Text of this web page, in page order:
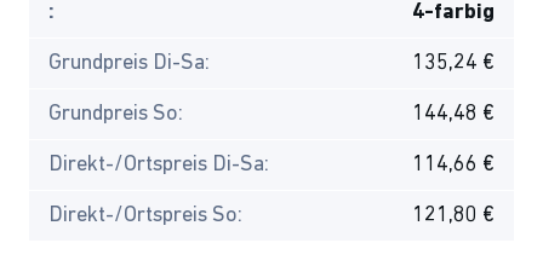
: 4-farbig
Grundpreis Di-Sa: 135,24 €
Grundpreis So: 144,48 €
Direkt-/Ortspreis Di-Sa: 114,66 €
Direkt-/Ortspreis So: 121,80 €